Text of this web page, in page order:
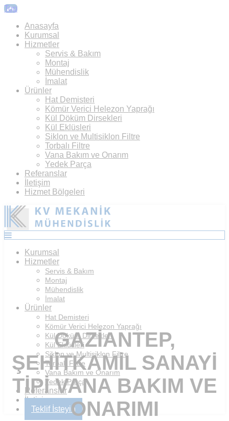
Top
Anasayfa
Kurumsal
Hizmetler
Servis & Bakım
Montaj
Mühendislik
İmalat
Ürünler
Hat Demisteri
Kömür Verici Helezon Yaprağı
Kül Döküm Dirsekleri
Kül Eklüsleri
Siklon ve Multisiklon Filtre
Torbalı Filtre
Vana Bakım ve Onarım
Yedek Parça
Referanslar
İletişim
Hizmet Bölgeleri
Kurumsal
Hizmetler
Servis & Bakım
Montaj
Mühendislik
İmalat
Ürünler
Hat Demisteri
Kömür Verici Helezon Yaprağı
Kül Döküm Dirsekleri
Kül Eklüsleri
Siklon ve Multisiklon Filtre
Torbalı Filtre
Vana Bakım ve Onarım
Yedek Parça
Referanslar
İletişim
Teklif İsteyin
GAZIANTEP,
ŞEHITKAMIL SANAYI
TIPI VANA BAKIM VE
ONARIMI